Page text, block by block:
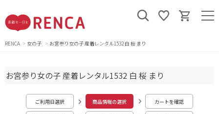
RENCA 女の子 お宮参り女の子 産着レンタル1532 白 桜 まり
お宮参り女の子 産着レンタル1532 白 桜 まり
ご利用日選択 商品情報の選択 カートを確認